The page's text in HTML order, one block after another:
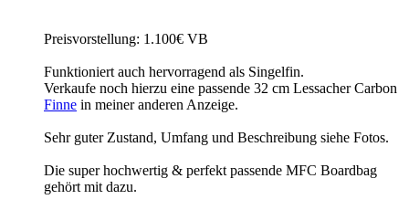
Preisvorstellung: 1.100€ VB
Funktioniert auch hervorragend als Singelfin.
Verkaufe noch hierzu eine passende 32 cm Lessacher Carbon
Finne in meiner anderen Anzeige.
Sehr guter Zustand, Umfang und Beschreibung siehe Fotos.
Die super hochwertig & perfekt passende MFC Boardbag
gehört mit dazu.